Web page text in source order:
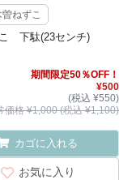
ねずこ
下駄(23センチ)
期間限定50％OFF！
¥500
(税込 ¥550)
価格 ¥1,000 (税込 ¥1,100)
カゴに入れる
お気に入り